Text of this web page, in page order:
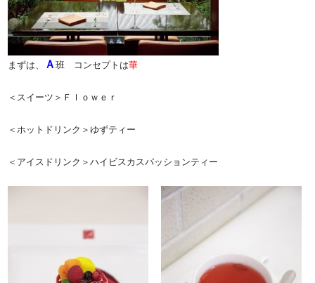
まずは、 Ａ班 コンセプトは華
＜スイーツ＞Ｆｌｏｗｅｒ
＜ホットドリンク＞ゆずティー
＜アイスドリンク＞ハイビスカスパッションティー